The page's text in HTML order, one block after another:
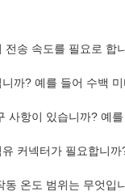
전송 속도를 필요로
까? 예를 들어 수백
사항이 있습니까? 예
커넥터가 필요합니
동 온도 범위는 무엇입